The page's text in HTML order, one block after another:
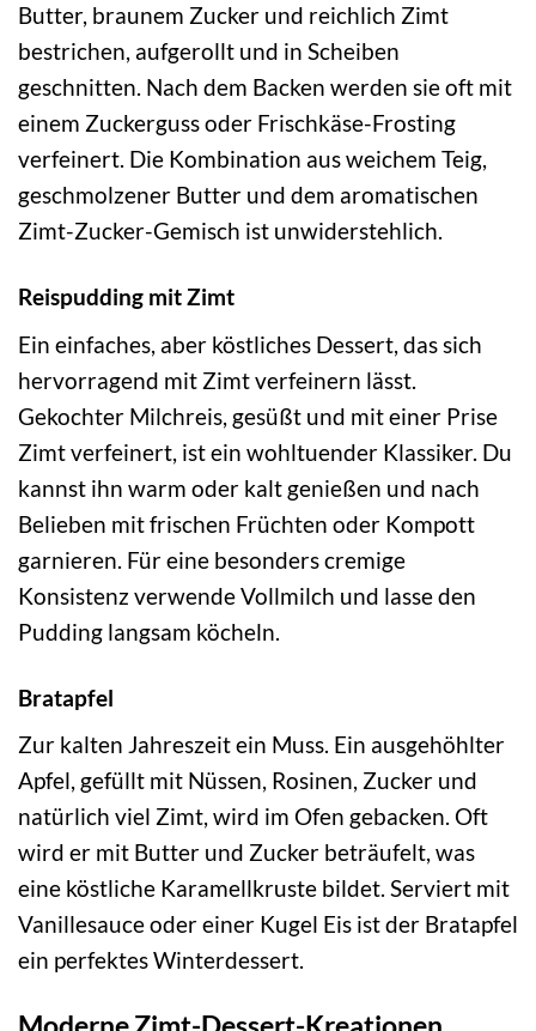
Butter, braunem Zucker und reichlich Zimt
bestrichen, aufgerollt und in Scheiben
geschnitten. Nach dem Backen werden sie oft mit
einem Zuckerguss oder Frischkäse-Frosting
verfeinert. Die Kombination aus weichem Teig,
geschmolzener Butter und dem aromatischen
Zimt-Zucker-Gemisch ist unwiderstehlich.
Reispudding mit Zimt
Ein einfaches, aber köstliches Dessert, das sich
hervorragend mit Zimt verfeinern lässt.
Gekochter Milchreis, gesüßt und mit einer Prise
Zimt verfeinert, ist ein wohltuender Klassiker. Du
kannst ihn warm oder kalt genießen und nach
Belieben mit frischen Früchten oder Kompott
garnieren. Für eine besonders cremige
Konsistenz verwende Vollmilch und lasse den
Pudding langsam köcheln.
Bratapfel
Zur kalten Jahreszeit ein Muss. Ein ausgehöhlter
Apfel, gefüllt mit Nüssen, Rosinen, Zucker und
natürlich viel Zimt, wird im Ofen gebacken. Oft
wird er mit Butter und Zucker beträufelt, was
eine köstliche Karamellkruste bildet. Serviert mit
Vanillesauce oder einer Kugel Eis ist der Bratapfel
ein perfektes Winterdessert.